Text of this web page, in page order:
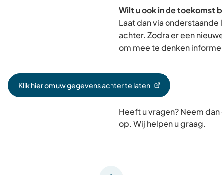
Wilt u ook in de toekomst
Laat dan via
achter. Zodra er een
om mee te denken
Klik hier om uw gegevens achter te laten
(Verwijst
Heeft u vragen? Neem
op. Wij helpen u graag.